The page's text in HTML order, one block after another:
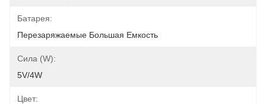
Батарея:
Перезаряжаемые Большая Емкость
Сила (w):
5V/4W
Цвет: